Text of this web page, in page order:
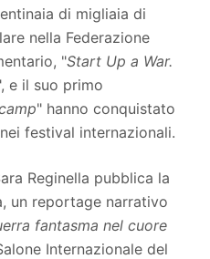
di migliaia di
nella Federazione
"Start Up a War.
e il suo primo
" hanno conquistato
festival internazionali.
Reginella pubblica la
un reportage narrativo
fantasma nel cuore
Internazionale del